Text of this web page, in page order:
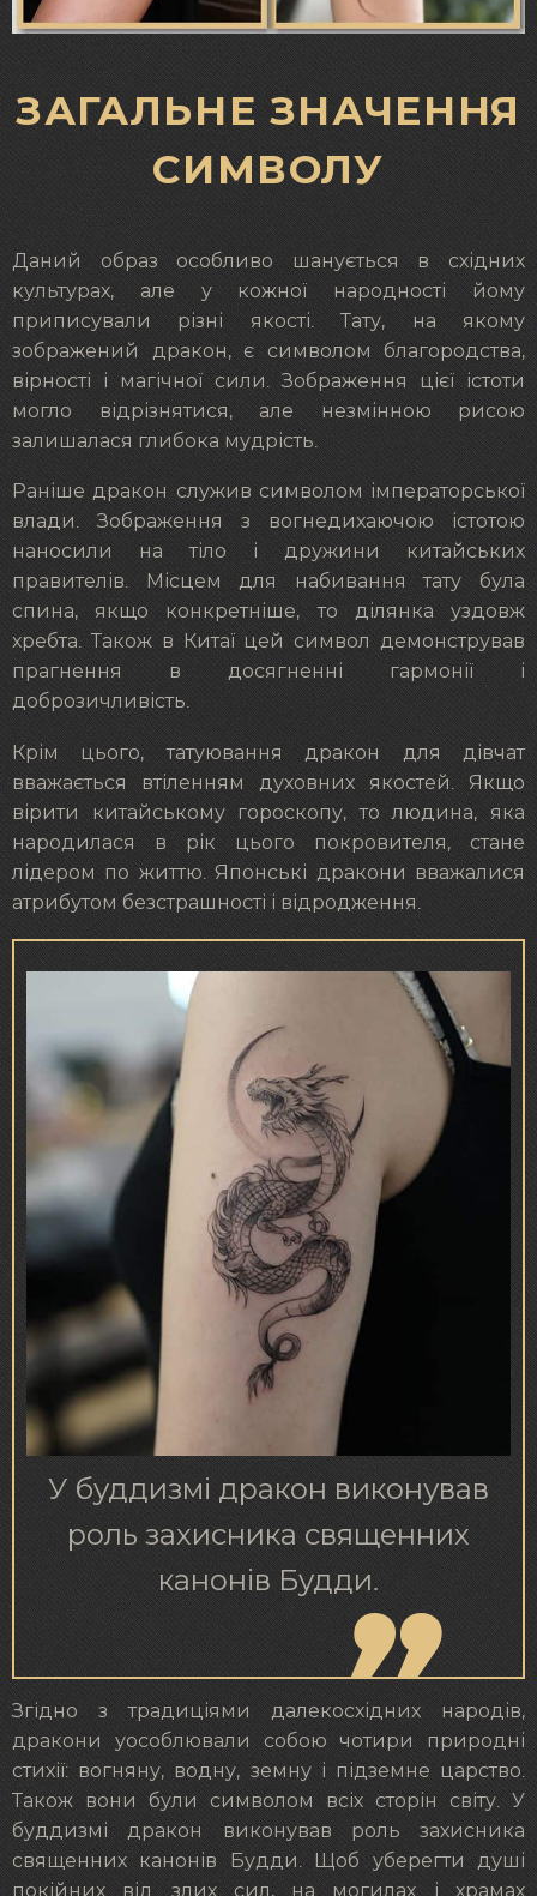
ЗАГАЛЬНЕ ЗНАЧЕННЯ
СИМВОЛУ
Даний образ особливо шанується в східних
культурах, але у кожної народності йому
приписували різні якості. Тату, на якому
зображений дракон, є символом благородства,
вірності і магічної сили. Зображення цієї істоти
могло відрізнятися, але незмінною рисою
залишалася глибока мудрість.
Раніше дракон служив символом імператорської
влади. Зображення з вогнедихаючою істотою
наносили на тіло і дружини китайських
правителів. Місцем для набивання тату була
спина, якщо конкретніше, то ділянка уздовж
хребта. Також в Китаї цей символ демонстрував
прагнення в досягненні гармонії і
доброзичливість.
Крім цього, татуювання дракон для дівчат
вважається втіленням духовних якостей. Якщо
вірити китайському гороскопу, то людина, яка
народилася в рік цього покровителя, стане
лідером по життю. Японські дракони вважалися
атрибутом безстрашності і відродження.
У буддизмі дракон виконував
роль захисника священних
канонів Будди.
Згідно з традиціями далекосхідних народів,
дракони уособлювали собою чотири природні
стихії: вогняну, водну, земну і підземне царство.
Також вони були символом всіх сторін світу. У
буддизмі дракон виконував роль захисника
священних канонів Будди. Щоб уберегти душі
покійних від злих сил, на могилах і храмах